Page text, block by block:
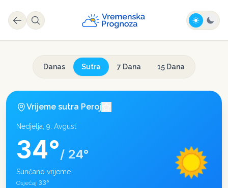
Danas Sutra 7 Dana 15 Dana
Vrijeme sutra Peroj
Nedjelja, 9. Avgust
34°/ 24°
Sunčano vrijeme
Osjećaj 33°